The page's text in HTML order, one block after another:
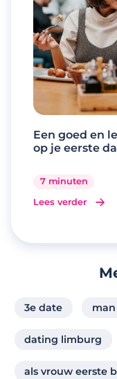
Een goed en
op je eerste
7 minuten
Lees verder
3e date
dating limburg
als vrouw eerste